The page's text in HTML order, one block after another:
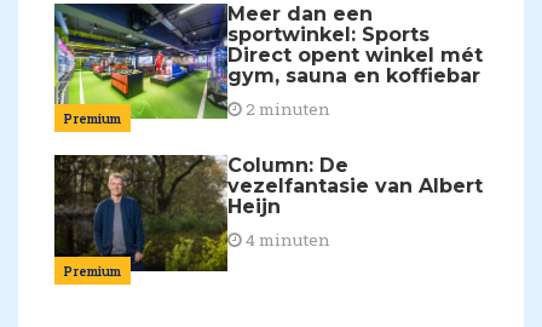
Premium
Meer dan een
sportwinkel: Sports
Direct opent winkel mét
gym, sauna en koffiebar
2 minuten
Premium
Column: De
vezelfantasie van Albert
Heijn
4 minuten